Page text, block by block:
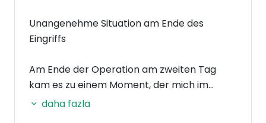
Unangenehme Situation am Ende des
Eingriffs
Am Ende der Operation am zweiten Tag
kam es zu einem Moment, der mich im
Nachhinein stark verunsichert hat. Das
daha fazla